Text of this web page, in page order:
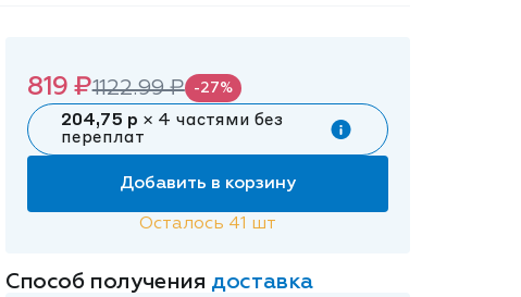
819 ₽1122.99 ₽ -27%
204,75 р × 4 частями без
переплат
Добавить в корзину
Осталось 41 шт
Способ получения доставка